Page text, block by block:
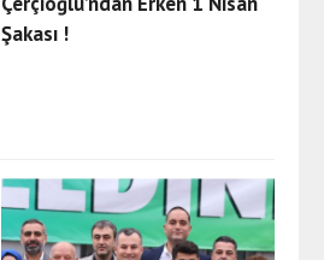
Şakası !